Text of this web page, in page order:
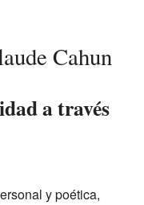
Cahun
a través
y poética,